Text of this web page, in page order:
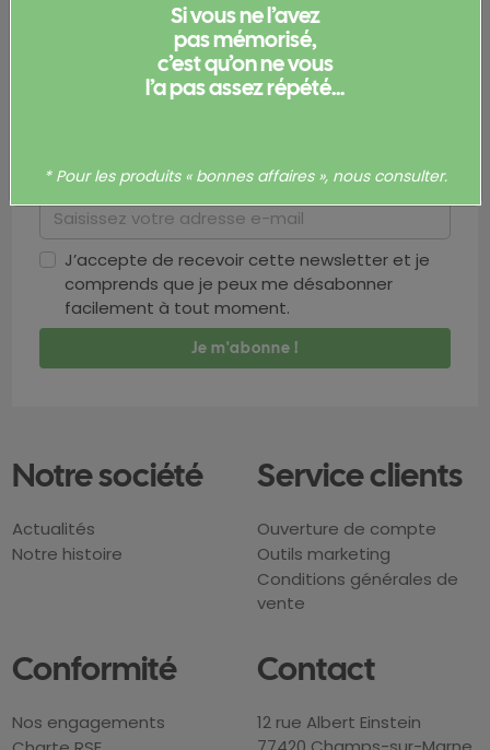
Pressé d'avoir des news ?
informé·e de nos actualités
J’accepte de recevoir cette newsletter et je
comprends que je peux me désabonner
facilement à tout moment.
Notre société
Actualités
Notre histoire
Service clients
Ouverture de compte
Outils marketing
Conditions générales de
vente
Conformité
Nos engagements
Contact
12 rue Albert Einstein
Si vous ne l’avez
pas mémorisé,
c’est qu’on ne vous
l’a pas assez répété...
* Pour les produits « bonnes affaires », nous consulter.